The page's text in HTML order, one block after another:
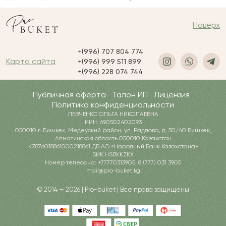
Наверх
Карта сайта
+(996) 707 804 774
+(996) 999 511 899
+(996) 228 074 744
Публичная оферта Талон ИП
Лицензия
Политика конфиденциальности
ЛЕВЧЕНКО ОЛЬГА НИКОЛАЕВНА
ИИН: 690502402093
050010 г. Бишкек, Медеуский район, ул. Радлова, д. 50/40 Бишкек,
Алматинская область 050010 Казахстан
KZ876018861000218861 ДБ АО «Народный Банк Казахстана»
БИК HSBKKZKX
Номер телефона: +77770313905, 8 (777) 031 3905
mail@pro-buket.kg
© 2014 — 2026 | Pro-buket | Все права защищены